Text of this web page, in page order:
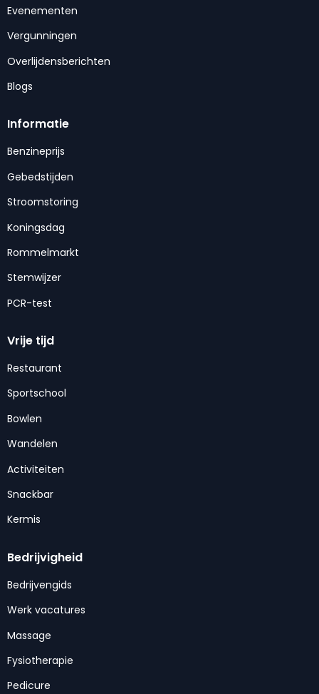
Evenementen
Vergunningen
Overlijdensberichten
Blogs
Informatie
Benzineprijs
Gebedstijden
Stroomstoring
Koningsdag
Rommelmarkt
Stemwijzer
PCR-test
Vrije tijd
Restaurant
Sportschool
Bowlen
Wandelen
Activiteiten
Snackbar
Kermis
Bedrijvigheid
Bedrijvengids
Werk vacatures
Massage
Fysiotherapie
Pedicure